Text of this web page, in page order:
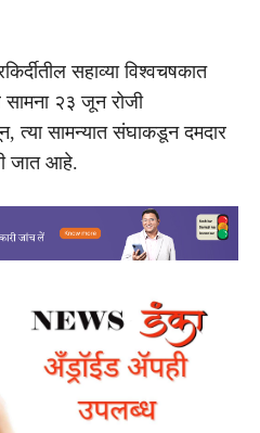
सहाव्या विश्वचषकात
२३ जून रोजी
त्या सामन्यात संघाकडून दमदार
जात आहे.